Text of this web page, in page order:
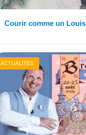
Courir comme un Louis
ACTUALITÉS